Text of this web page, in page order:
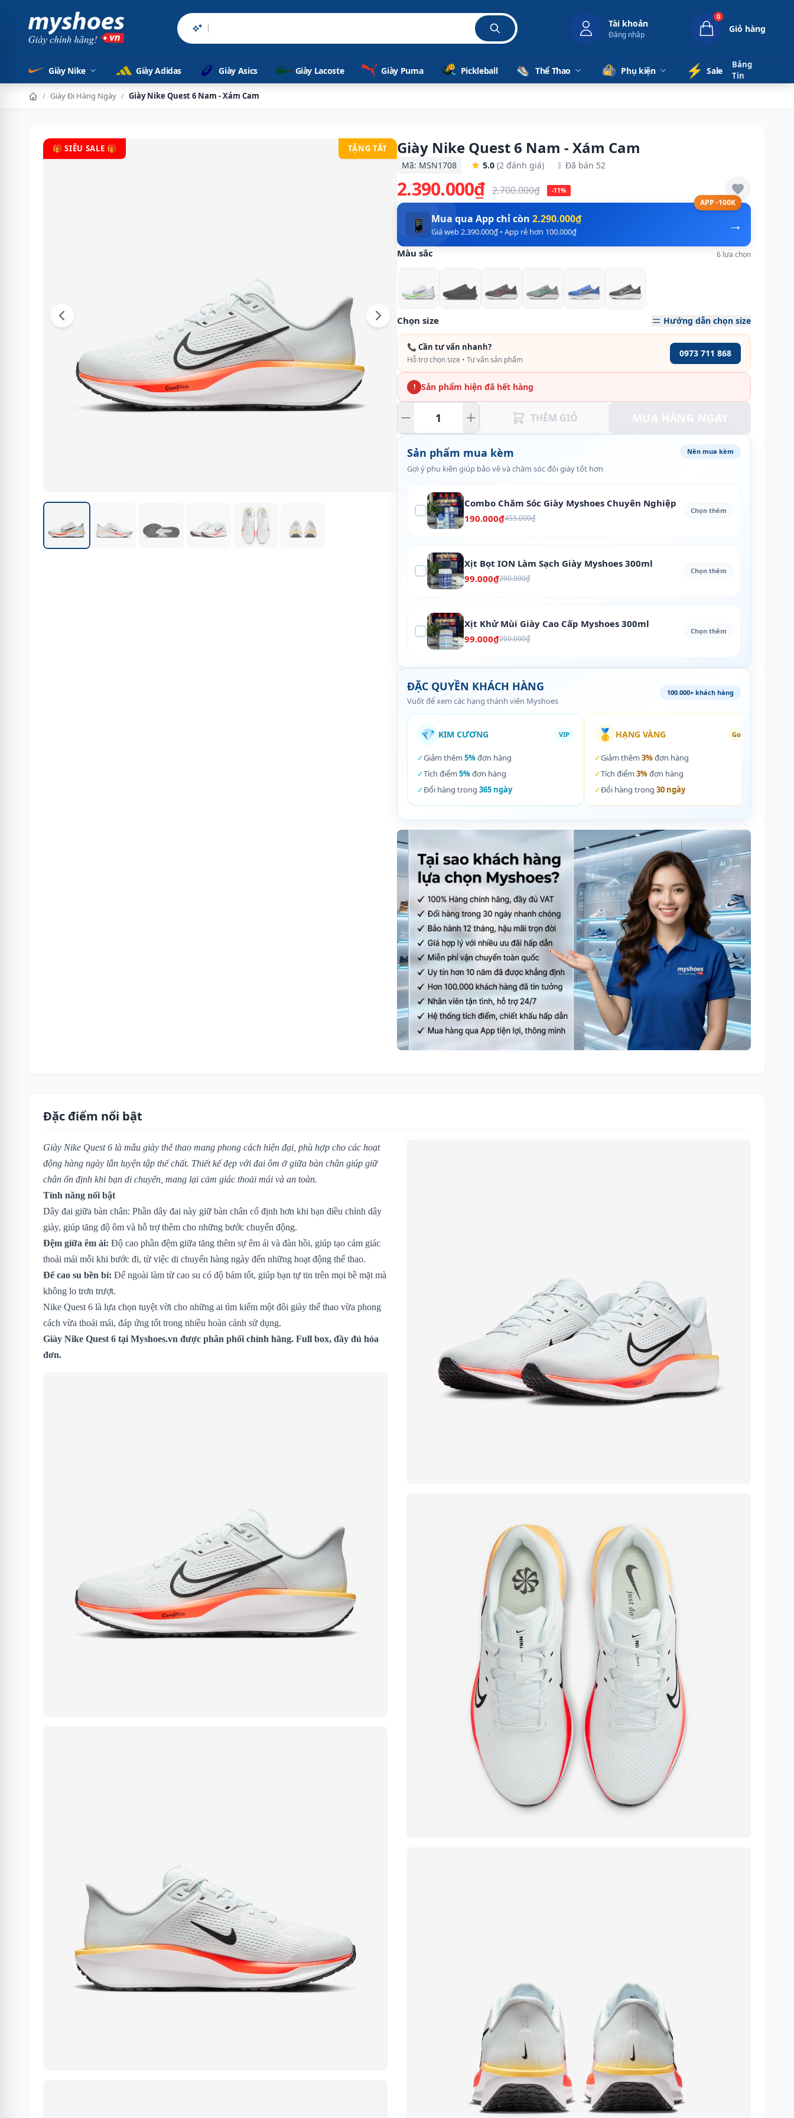
Sản phẩm chính Tài khoản
Đăng nhập
0
Giỏ hàng
Giày Nike Giày Adidas Giày Asics Giày Lacoste Giày Puma Pickleball Thể Thao Phụ kiện ⚡️ Sale
Bảng
Tin
/ Giày Đi Hàng Ngày / Giày Nike Quest 6 Nam - Xám Cam
🎁 SIÊU SALE 🎁 TẶNG TẤT Giày Nike Quest 6 Nam - Xám Cam
Mã: MSN1708 5.0 (2 đánh giá) Đã bán 52
2.390.000₫ 2.700.000₫ -11%
APP -100K
→
📱 Mua qua App chỉ còn 2.290.000₫
Giá web 2.390.000₫ • App rẻ hơn 100.000₫
Màu sắc 6 lựa chọn
Chọn size Hướng dẫn chọn size
📞 Cần tư vấn nhanh?
Hỗ trợ chọn size • Tư vấn sản phẩm
0973 711 868
! Sản phẩm hiện đã hết hàng
THÊM GIỎ
Sản phẩm mua kèm
Gợi ý phụ kiện giúp bảo vệ và chăm sóc đôi giày tốt hơn
Nên mua kèm
Combo Chăm Sóc Giày Myshoes Chuyên Nghiệp
190.000₫455.000₫
Chọn thêm
Xịt Bọt ION Làm Sạch Giày Myshoes 300ml
99.000₫200.000₫
Chọn thêm
Xịt Khử Mùi Giày Cao Cấp Myshoes 300ml
99.000₫200.000₫
Chọn thêm
ĐẶC QUYỀN KHÁCH HÀNG
Vuốt để xem các hạng thành viên Myshoes
100.000+ khách hàng
💎 KIM CƯƠNG VIP
✓Giảm thêm 5%đơn hàng
✓Tích điểm 5%đơn hàng
✓Đổi hàng trong 365 ngày
🥇 HẠNG VÀNG Gold
✓Giảm thêm 3%đơn hàng
✓Tích điểm 3%đơn hàng
✓Đổi hàng trong 30 ngày
Đặc điểm nổi bật
Giày Nike Quest 6 là mẫu giày thể thao mang phong cách hiện đại, phù hợp cho các hoạt
động hàng ngày lẫn luyện tập thể chất. Thiết kế đẹp với đai ôm ở giữa bàn chân giúp giữ
chân ổn định khi bạn di chuyển, mang lại cảm giác thoải mái và an toàn.
Tính năng nổi bật
Dây đai giữa bàn chân: Phần dây đai này giữ bàn chân cố định hơn khi bạn điều chỉnh dây
giày, giúp tăng độ ôm và hỗ trợ thêm cho những bước chuyển động.
Đệm giữa êm ái: Độ cao phần đệm giữa tăng thêm sự êm ái và đàn hồi, giúp tạo cảm giác
thoải mái mỗi khi bước đi, từ việc di chuyển hàng ngày đến những hoạt động thể thao.
Đế cao su bền bỉ: Đế ngoài làm từ cao su có độ bám tốt, giúp bạn tự tin trên mọi bề mặt mà
không lo trơn trượt.
Nike Quest 6 là lựa chọn tuyệt vời cho những ai tìm kiếm một đôi giày thể thao vừa phong
cách vừa thoải mái, đáp ứng tốt trong nhiều hoàn cảnh sử dụng.
Giày Nike Quest 6 tại Myshoes.vn được phân phối chính hãng. Full box, đầy đủ hóa
đơn.